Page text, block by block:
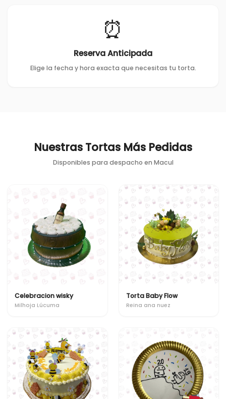
⏰
Reserva Anticipada
Elige la fecha y hora exacta que necesitas tu torta.
Nuestras Tortas Más Pedidas
Disponibles para despacho en Macul
Celebracion wisky
Milhoja Lúcuma
Torta Baby Flow
Reina ana nuez